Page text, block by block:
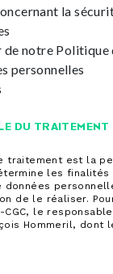
la
de notre
personnelles
DU TRAITEMENT
traitement est la
les finalités
données
de le réaliser.
CGC, le
Hommeril, dont